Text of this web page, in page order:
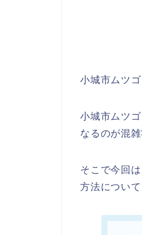
小城市ムツ
小城市ムツ
なるのが混
そこで今回
方法について